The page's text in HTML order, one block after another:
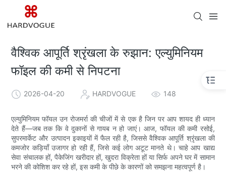
वैश्विक आपूर्ति श्रृंखला के रुझान: एल्युमिनियम
फॉइल की कमी से निपटना
2026-04-20 HARDVOGUE 148
एल्युमिनियम फॉयल उन रोजमर्रा की चीजों में से एक है जिन पर आप शायद ही ध्यान
देते हैं—जब तक कि वे दुकानों से गायब न हो जाएं। आज, फॉयल की कमी रसोई,
सुपरमार्केट और उत्पादन इकाइयों में फैल रही है, जिससे वैश्विक आपूर्ति श्रृंखला की
कमजोर कड़ियाँ उजागर हो रही हैं, जिसे कई लोग अटूट मानते थे। चाहे आप खाद्य
सेवा संचालक हों, पैकेजिंग खरीदार हों, खुदरा विक्रेता हों या सिर्फ अपने घर में सामान
भरने की कोशिश कर रहे हों, इस कमी के पीछे के कारणों को समझना महत्वपूर्ण है।